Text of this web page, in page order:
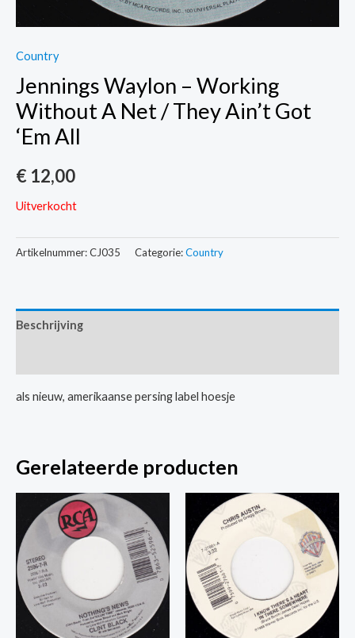
Country
Jennings Waylon – Working
Without A Net / They Ain’t Got
‘Em All
€ 12,00
Uitverkocht
Artikelnummer:CJ035 Categorie:Country
Beschrijving
als nieuw, amerikaanse persing label hoesje
Gerelateerde producten